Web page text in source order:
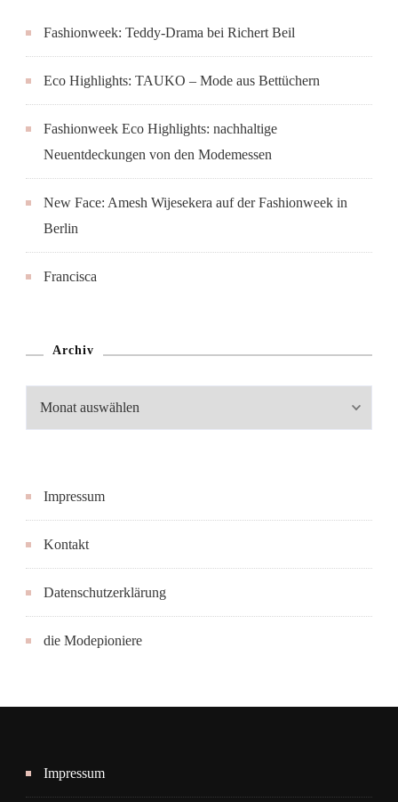
Fashionweek: Teddy-Drama bei Richert Beil
Eco Highlights: TAUKO – Mode aus Bettüchern
Fashionweek Eco Highlights: nachhaltige
Neuentdeckungen von den Modemessen
New Face: Amesh Wijesekera auf der Fashionweek in
Berlin
Francisca
Archiv
Impressum
Kontakt
Datenschutzerklärung
die Modepioniere
Impressum